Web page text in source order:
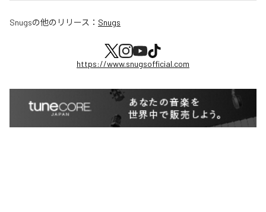
Snugsの他のリリース： Snugs
https://www.snugsofficial.com